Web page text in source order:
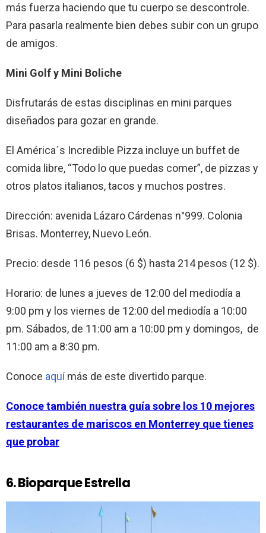
más fuerza haciendo que tu cuerpo se descontrole.
Para pasarla realmente bien debes subir con un grupo
de amigos.
Mini Golf y Mini Boliche
Disfrutarás de estas disciplinas en mini parques
diseñados para gozar en grande.
El América´s Incredible Pizza incluye un buffet de
comida libre, “Todo lo que puedas comer”, de pizzas y
otros platos italianos, tacos y muchos postres.
Dirección: avenida Lázaro Cárdenas n°999. Colonia
Brisas. Monterrey, Nuevo León.
Precio: desde 116 pesos (6 $) hasta 214 pesos (12 $).
Horario: de lunes a jueves de 12:00 del mediodía a
9:00 pm y los viernes de 12:00 del mediodía a 10:00
pm. Sábados, de 11:00 am a 10:00 pm y domingos, de
11:00 am a 8:30 pm.
Conoce aquímás de este divertido parque.
Conoce también nuestra guía sobre los 10 mejores
restaurantes de mariscos en Monterrey que tienes
que probar
6. Bioparque Estrella